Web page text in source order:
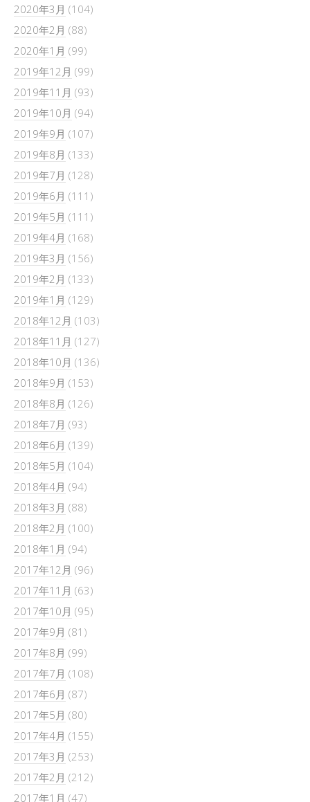
2020年3月 (104)
2020年2月 (88)
2020年1月 (99)
2019年12月 (99)
2019年11月 (93)
2019年10月 (94)
2019年9月 (107)
2019年8月 (133)
2019年7月 (128)
2019年6月 (111)
2019年5月 (111)
2019年4月 (168)
2019年3月 (156)
2019年2月 (133)
2019年1月 (129)
2018年12月 (103)
2018年11月 (127)
2018年10月 (136)
2018年9月 (153)
2018年8月 (126)
2018年7月 (93)
2018年6月 (139)
2018年5月 (104)
2018年4月 (94)
2018年3月 (88)
2018年2月 (100)
2018年1月 (94)
2017年12月 (96)
2017年11月 (63)
2017年10月 (95)
2017年9月 (81)
2017年8月 (99)
2017年7月 (108)
2017年6月 (87)
2017年5月 (80)
2017年4月 (155)
2017年3月 (253)
2017年2月 (212)
2017年1月 (47)